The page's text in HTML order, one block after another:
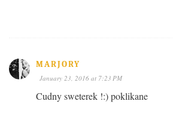
MARJORY
January 23, 2016 at 7:23 PM
Cudny sweterek !:) poklikane